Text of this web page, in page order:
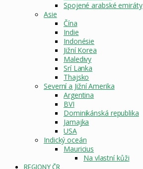
Spojené arabské emiráty
Asie
Čína
Indie
Indonésie
Jižní Korea
Maledivy
Srí Lanka
Thajsko
Severní a Jižní Amerika
Argentina
BVI
Dominikánská republika
Jamajka
USA
Indický oceán
Mauricius
Na vlastní kůži
REGIONY ČR